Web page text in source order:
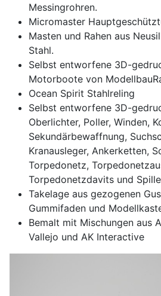
Messingrohren.
Micromaster
Masten und Rahen aus
Stahl.
Selbst entworfene 3D-
Motorboote von
Ocean Spirit Stahlreling
Selbst entworfene 3D-
Oberlichter, Poller, Winden,
Sekundärbewaffnung,
Kranausleger, Ankerketten,
Torpedonetz,
Torpedonetzdavits und
Takelage aus gezogenen
Gummifaden und
Bemalt mit Mischungen aus
Vallejo und AK Interactive